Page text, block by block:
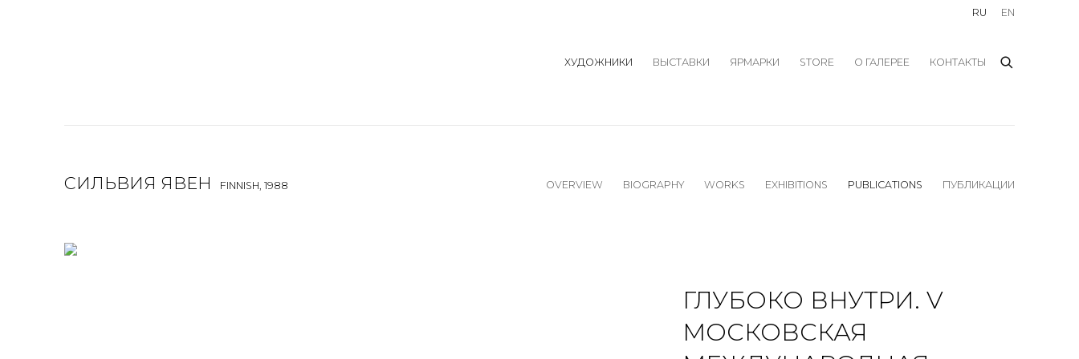
ХУДОЖНИКИ ВЫСТАВКИ ЯРМАРКИ STORE О ГАЛЕРЕЕ КОНТАКТЫ
RU EN
СИЛЬВИЯ ЯВЕН FINNISH, 1988 OVERVIEW BIOGRAPHY WORKS EXHIBITIONS PUBLICATIONS ПУБЛИКАЦИИ
ГЛУБОКО ВНУТРИ. V
МОСКОВСКАЯ